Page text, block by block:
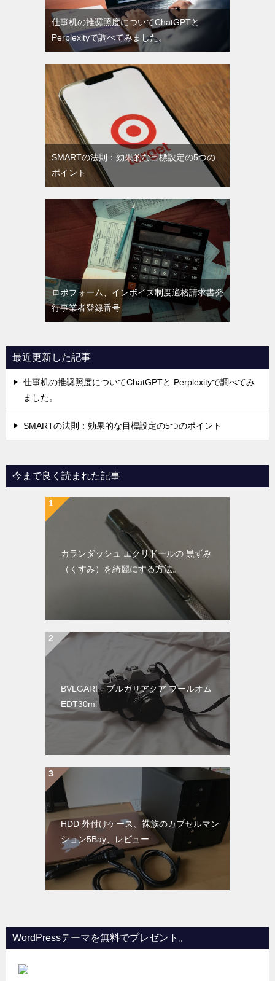
仕事机の推奨照度についてChatGPTと
Perplexityで調べてみました。
SMARTの法則：効果的な目標設定の5つの
ポイント
ロボフォーム、インボイス制度適格請求書発
行事業者登録番号
最近更新した記事
仕事机の推奨照度についてChatGPTと Perplexityで調べてみ
ました。
SMARTの法則：効果的な目標設定の5つのポイント
今まで良く読まれた記事
カランダッシュ エクリドールの 黒ずみ
（くすみ）を綺麗にする方法。
BVLGARI ブルガリアクア プールオム
EDT30ml
HDD 外付けケース、裸族のカプセルマン
ション5Bay、レビュー
WordPressテーマを無料でプレゼント。